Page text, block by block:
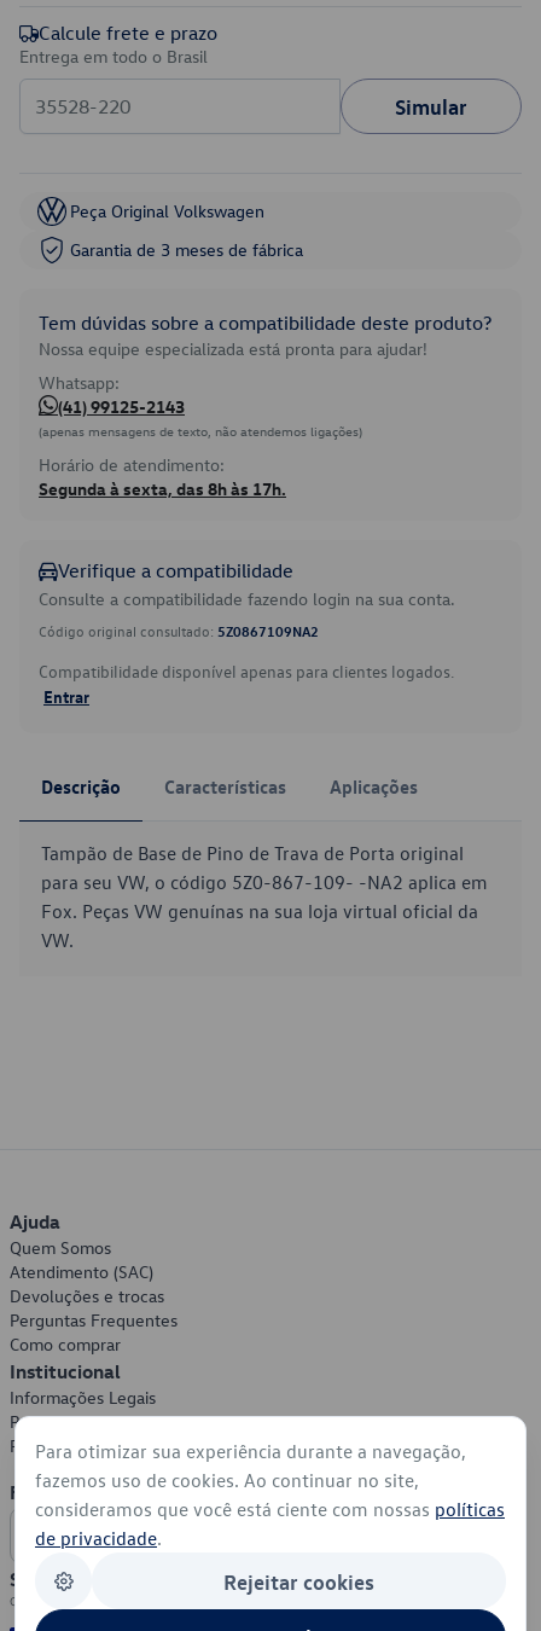
Calcule frete e prazo
Entrega em todo o Brasil
Simular
Peça Original Volkswagen
Garantia de 3 meses de fábrica
Tem dúvidas sobre a compatibilidade deste produto?
Nossa equipe especializada está pronta para ajudar!
Whatsapp:
(41) 99125-2143
(apenas mensagens de texto, não atendemos ligações)
Horário de atendimento:
Segunda à sexta, das 8h às 17h.
Verifique a compatibilidade
Consulte a compatibilidade fazendo login na sua conta.
Código original consultado: 5Z0867109NA2
Compatibilidade disponível apenas para clientes logados.
Entrar
Descrição Características Aplicações
Tampão de Base de Pino de Trava de Porta original
para seu VW, o código 5Z0-867-109- -NA2 aplica em
Fox. Peças VW genuínas na sua loja virtual oficial da
VW.
Ajuda
Quem Somos
Atendimento (SAC)
Devoluções e trocas
Perguntas Frequentes
Como comprar
Institucional
Informações Legais
Política de Privacidade
Política de Cookies
Formas de Pagamento
Segurança
Para otimizar sua experiência durante a navegação,
fazemos uso de cookies. Ao continuar no site,
consideramos que você está ciente com nossas políticas
de privacidade.
Rejeitar cookies